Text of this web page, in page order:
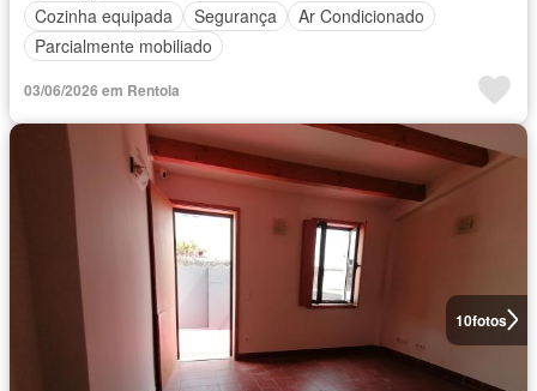
Cozinha equipada
Segurança
Ar Condicionado
Parcialmente mobiliado
03/06/2026 em Rentola
10fotos